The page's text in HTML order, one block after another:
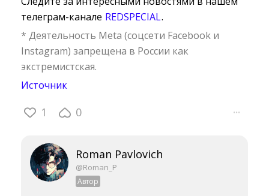
телеграм-канале REDSPECIAL.
* Деятельность Meta (соцсети Facebook и
Instagram) запрещена в России как
экстремистская.
Источник
1 0 ···
Roman Pavlovich
@Roman_P
Автор